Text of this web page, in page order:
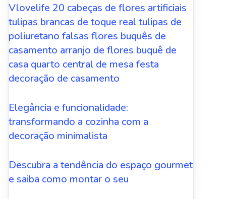
Vlovelife 20 cabeças de flores artificiais
tulipas brancas de toque real tulipas de
poliuretano falsas flores buquês de
casamento arranjo de flores buquê de
casa quarto central de mesa festa
decoração de casamento
Elegância e funcionalidade:
transformando a cozinha com a
decoração minimalista
Descubra a tendência do espaço gourmet
e saiba como montar o seu